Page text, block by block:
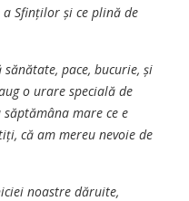
Sfinților și ce plină de
pace, bucurie, și
o urare specială de
mare ce e
că am mereu nevoie de
noastre dăruite,